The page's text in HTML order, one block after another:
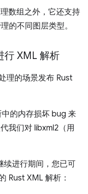
数组之外，它还支持
的不同图层类型。
行 XML 解析
理的场景发布 Rust
的内存损坏 bug 来
我们对 libxml2（用
续进行期间，您已可
Rust XML 解析：